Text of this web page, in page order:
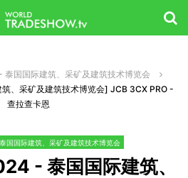
国国际建筑、采矿及建筑技术博览会
、采矿及建筑技术博览会] JCB 3CX PRO -
查拉查卡恩
国国际建筑、采矿及建筑技术博览会
- 泰国国际建筑、